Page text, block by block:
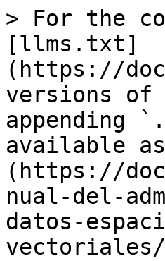
> For the
[llms.txt]
(https://
versions of
appending
available as
(https://
nual-del-
datos-